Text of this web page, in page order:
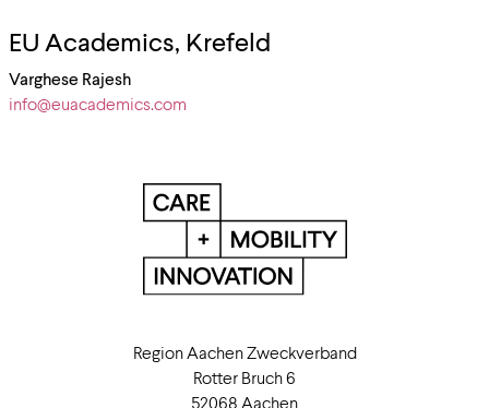
EU Academics, Krefeld
Varghese Rajesh
info@euacademics.com
Region Aachen Zweckverband
Rotter Bruch 6
52068 Aachen